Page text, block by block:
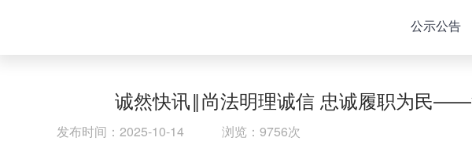
公示公告
诚然快讯‖尚法明理诚信 忠诚履职为民
发布时间：2025-10-14 浏览：9756次